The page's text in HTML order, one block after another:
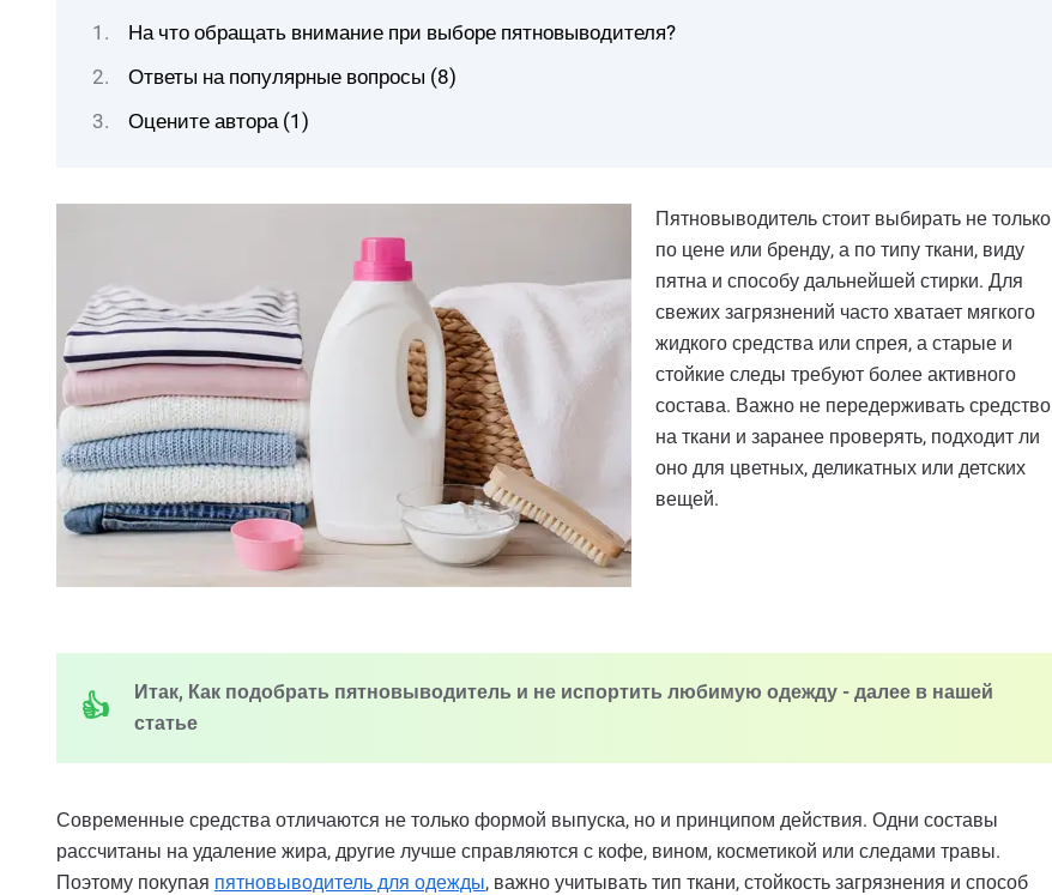
На что обращать внимание при выборе пятновыводителя?
Ответы на популярные вопросы (8)
Оцените автора (1)
Пятновыводитель стоит выбирать не только
по цене или бренду, а по типу ткани, виду
пятна и способу дальнейшей стирки. Для
свежих загрязнений часто хватает мягкого
жидкого средства или спрея, а старые и
стойкие следы требуют более активного
состава. Важно не передерживать средство
на ткани и заранее проверять, подходит ли
оно для цветных, деликатных или детских
вещей.
Итак, Как подобрать пятновыводитель и не испортить любимую одежду - далее в нашей
статье
Современные средства отличаются не только формой выпуска, но и принципом действия. Одни составы
рассчитаны на удаление жира, другие лучше справляются с кофе, вином, косметикой или следами травы.
Поэтому покупая пятновыводитель для одежды, важно учитывать тип ткани, стойкость загрязнения и способ